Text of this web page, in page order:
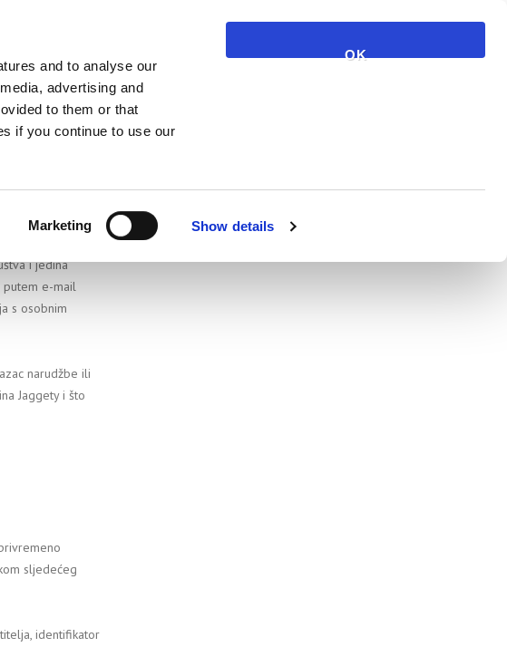
and to analyse our
advertising and
to them or that
if you continue to use our
Marketing Show details
OK
i jedina
putem e-mail
s osobnim
narudžbe ili
Jaggety i što
sljedećeg
identifikator